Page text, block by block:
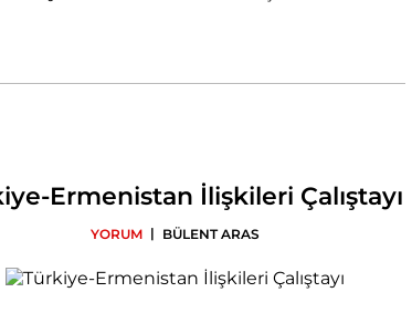
Ermenistan İlişkileri Çalıştayı
YORUM | BÜLENT ARAS